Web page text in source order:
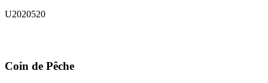
U2020520
Coin de Pêche